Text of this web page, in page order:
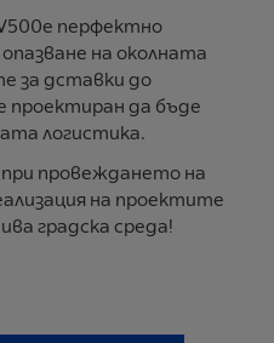
перфектно
на околната
за дставки до
проектиран да бъде
логистика.
провеждането на
на проектите
градска среда!